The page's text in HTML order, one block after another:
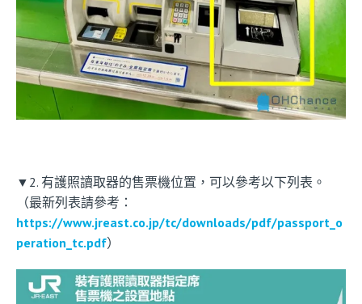
▼2. 有護照讀取器的售票機位置，可以參考以下列表。
（最新列表請參考：
https://www.jreast.co.jp/tc/downloads/pdf/passport_o
peration_tc.pdf）